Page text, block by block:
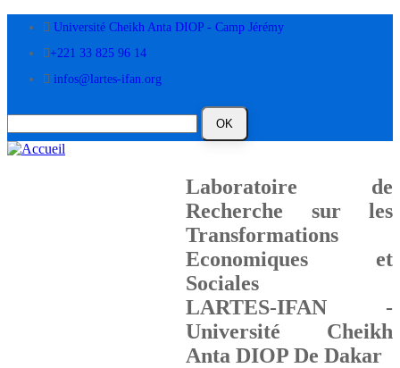
contenu
Université Cheikh Anta DIOP - Camp Jérémy
+221 33 825 96 14
infos@lartes-ifan.org
Laboratoire de
Recherche sur les
Transformations
Economiques et
Sociales
LARTES-IFAN -
Université Cheikh
Anta DIOP De Dakar